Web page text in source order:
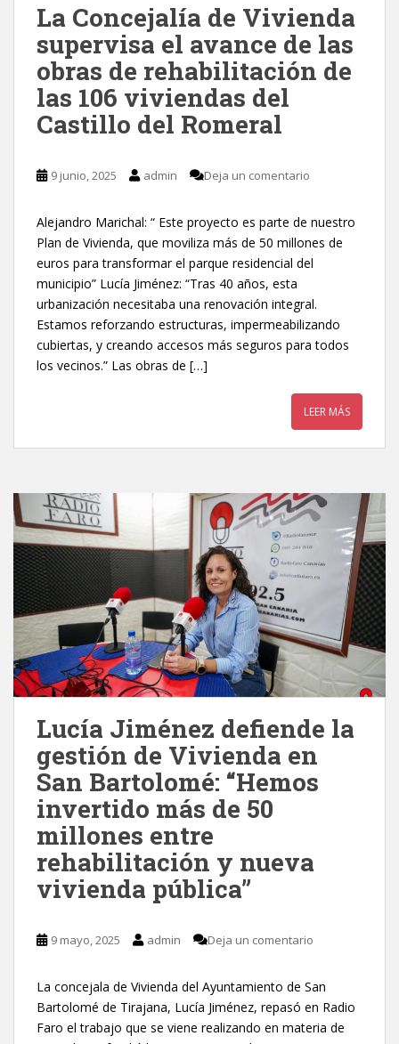
La Concejalía de Vivienda
supervisa el avance de las
obras de rehabilitación de
las 106 viviendas del
Castillo del Romeral
9 junio, 2025 admin Deja un comentario
Alejandro Marichal: “ Este proyecto es parte de nuestro
Plan de Vivienda, que moviliza más de 50 millones de
euros para transformar el parque residencial del
municipio” Lucía Jiménez: “Tras 40 años, esta
urbanización necesitaba una renovación integral.
Estamos reforzando estructuras, impermeabilizando
cubiertas, y creando accesos más seguros para todos
los vecinos.” Las obras de […]
LEER MÁS
Lucía Jiménez defiende la
gestión de Vivienda en
San Bartolomé: “Hemos
invertido más de 50
millones entre
rehabilitación y nueva
vivienda pública”
9 mayo, 2025 admin Deja un comentario
La concejala de Vivienda del Ayuntamiento de San
Bartolomé de Tirajana, Lucía Jiménez, repasó en Radio
Faro el trabajo que se viene realizando en materia de